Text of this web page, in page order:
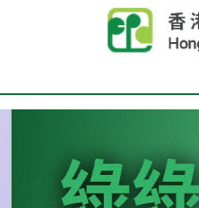
Skip to main content